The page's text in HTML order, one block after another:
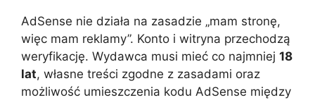
AdSense nie działa na zasadzie „mam stronę,
więc mam reklamy”. Konto i witryna przechodzą
weryfikację. Wydawca musi mieć co najmniej 18
lat, własne treści zgodne z zasadami oraz
możliwość umieszczenia kodu AdSense między